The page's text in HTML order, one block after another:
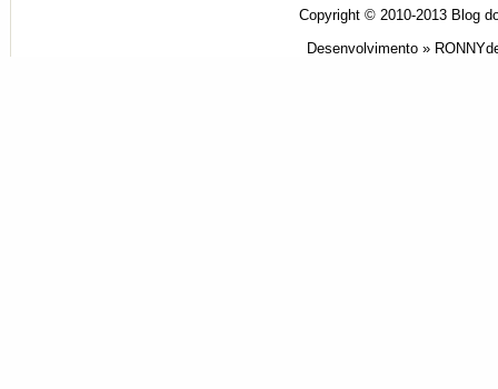
Copyright © 2010-2013 Blog
Desenvolvimento »